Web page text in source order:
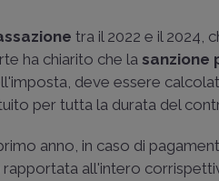
tra il 2022 e il 2024,
ha chiarito che la sanzione
deve essere
per tutta la durata del
anno, in caso di
rapportata all'intero